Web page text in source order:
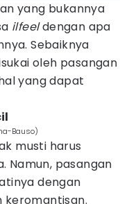
yang bukannya
ilfeeldengan apa
Sebaiknya
oleh pasangan
yang dapat
Bauso)
musti harus
Namun, pasangan
dengan
keromantisan.